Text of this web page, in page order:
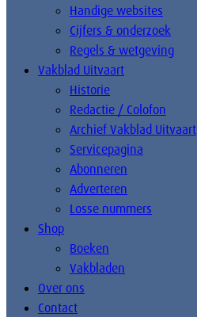
Handige websites
Cijfers & onderzoek
Regels & wetgeving
Vakblad Uitvaart
Historie
Redactie / Colofon
Archief Vakblad Uitvaart
Servicepagina
Abonneren
Adverteren
Losse nummers
Shop
Boeken
Vakbladen
Over ons
Contact